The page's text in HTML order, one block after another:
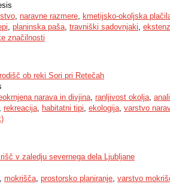
, naravne razmere, kmetijsko-okoljska
, planinska paša, travniški sadovnjaki,
značilnosti
ob reki Sori pri Retečah
narava in divjina, ranljivost okolja,
rekreacija, habitatni tipi, ekologija, varstvo
v zaledju severnega dela Ljubljane
, mokrišča, prostorsko planiranje, varstvo